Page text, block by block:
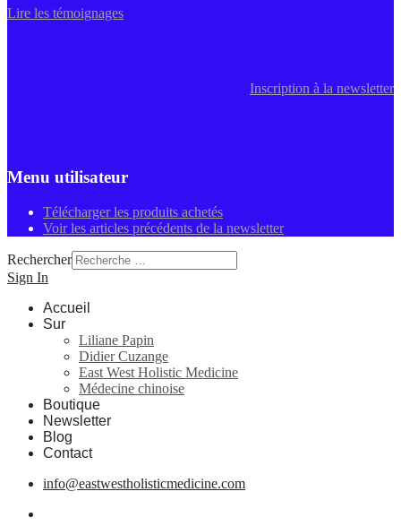
Lire les témoignages
Inscription à la newsletter
Menu utilisateur
Télécharger les produits achetés
Voir les articles précédents de la newsletter
Rechercher
Sign In
Accueil
Sur
Liliane Papin
Didier Cuzange
East West Holistic Medicine
Médecine chinoise
Boutique
Newsletter
Blog
Contact
info@eastwestholisticmedicine.com